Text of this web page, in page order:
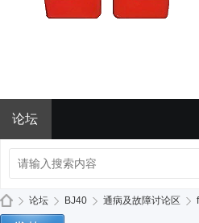
论坛
论坛 BJ40 通病及故障讨论区